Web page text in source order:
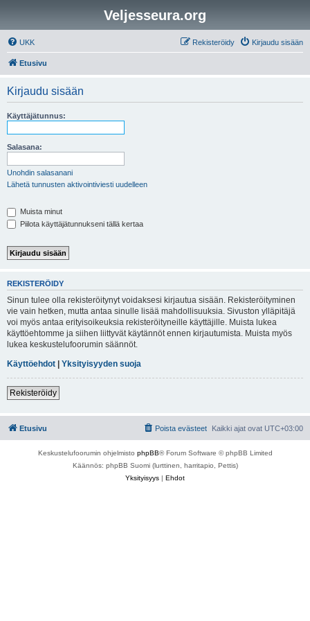
Veljesseura.org
UKK Kirjaudu sisään
Rekisteröidy
Etusivu
Kirjaudu sisään
Käyttäjätunnus:
Salasana:
Unohdin salasanani
Lähetä tunnusten aktivointiviesti uudelleen
Muista minut
Piilota käyttäjätunnukseni tällä kertaa
REKISTERÖIDY
Sinun tulee olla rekisteröitynyt voidaksesi kirjautua sisään. Rekisteröityminen
vie vain hetken, mutta antaa sinulle lisää mahdollisuuksia. Sivuston ylläpitäjä
voi myös antaa erityisoikeuksia rekisteröityneille käyttäjille. Muista lukea
käyttöehtomme ja siihen liittyvät käytännöt ennen kirjautumista. Muista myös
lukea keskustelufoorumin säännöt.
Käyttöehdot | Yksityisyyden suoja
Rekisteröidy
Etusivu Kaikki ajat ovat UTC+03:00
Poista evästeet
Keskustelufoorumin ohjelmisto phpBB® Forum Software © phpBB Limited
Käännös: phpBB Suomi (lurttinen, harritapio, Pettis)
Yksityisyys | Ehdot